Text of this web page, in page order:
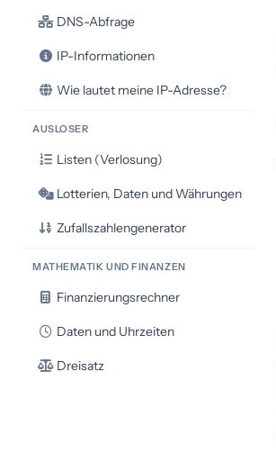
DNS-Abfrage
IP-Informationen
Wie lautet meine IP-Adresse?
AUSLOSER
Listen (Verlosung)
Lotterien, Daten und Währungen
Zufallszahlengenerator
MATHEMATIK UND FINANZEN
Finanzierungsrechner
Daten und Uhrzeiten
Dreisatz